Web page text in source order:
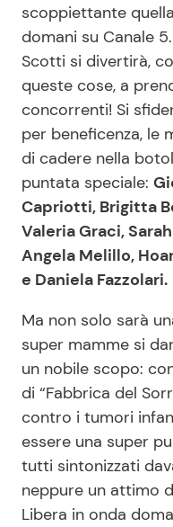
Disclaimer e Privacy
Contattaci
Pubblicità
Privacy Policy
scoppiettante
domani su Canale
Scotti si divertirà,
queste cose, a
concorrenti! Si
per beneficenza, le
di cadere nella
puntata speciale:
Capriotti, Brigitta
Valeria Graci,
Angela Melillo,
e Daniela Fazzolari.
Ma non solo sarà
super mamme si
un nobile scopo:
di “Fabbrica del
contro i tumori
essere una super
tutti sintonizzati
neppure un attimo
Libera in onda